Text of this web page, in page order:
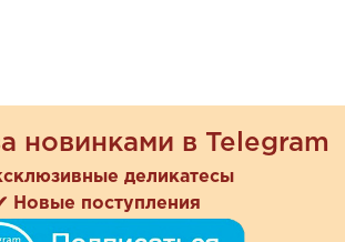
новинками в Telegram
деликатесы
Новые поступления